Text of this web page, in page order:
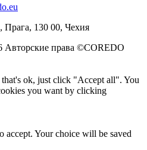
Прага, 130 00, Чехия
Авторские права ©COREDO
ok, just click "Accept all". You
you want by clicking
accept. Your choice will be saved